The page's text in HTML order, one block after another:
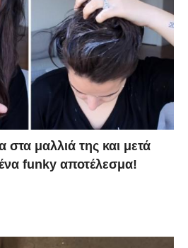
στα μαλλιά της και μετά
funky αποτέλεσμα!